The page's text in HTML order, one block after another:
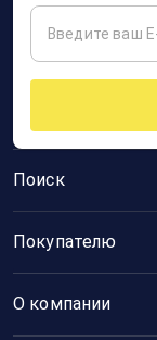
Поиск
Покупателю
О компании